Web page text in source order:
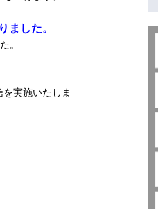
ました。
。
実施いたしま